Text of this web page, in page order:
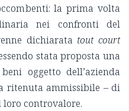
la prima volta
nei confronti del
dichiarata tout court
stata proposta una
oggetto dell’azienda
ritenuta ammissibile – di
controvalore.